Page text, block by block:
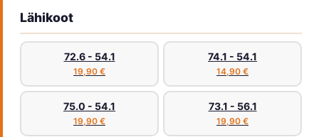
Lähikoot
72.6 - 54.1
19,90 €
74.1 - 54.1
14,90 €
75.0 - 54.1
19,90 €
73.1 - 56.1
19,90 €